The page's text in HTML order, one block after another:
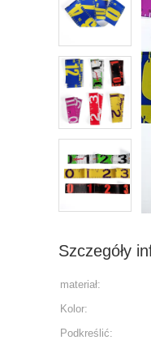
Szczegóły
materiał:
Kolor:
Podkreślić: